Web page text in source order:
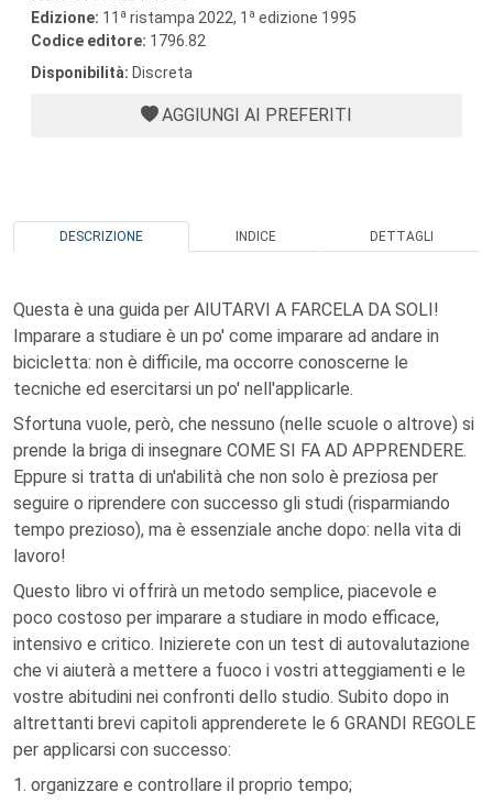
Edizione: 11 a ristampa 2022, 1 a edizione 1995
Codice editore: 1796.82
Disponibilità: Discreta
AGGIUNGI AI PREFERITI
DESCRIZIONE INDICE DETTAGLI
Questa è una guida per AIUTARVI A FARCELA DA SOLI!
Imparare a studiare è un po' come imparare ad andare in
bicicletta: non è difficile, ma occorre conoscerne le
tecniche ed esercitarsi un po' nell'applicarle.
Sfortuna vuole, però, che nessuno (nelle scuole o altrove) si
prende la briga di insegnare COME SI FA AD APPRENDERE.
Eppure si tratta di un'abilità che non solo è preziosa per
seguire o riprendere con successo gli studi (risparmiando
tempo prezioso), ma è essenziale anche dopo: nella vita di
lavoro!
Questo libro vi offrirà un metodo semplice, piacevole e
poco costoso per imparare a studiare in modo efficace,
intensivo e critico. Inizierete con un test di autovalutazione
che vi aiuterà a mettere a fuoco i vostri atteggiamenti e le
vostre abitudini nei confronti dello studio. Subito dopo in
altrettanti brevi capitoli apprenderete le 6 GRANDI REGOLE
per applicarsi con successo:
1. organizzare e controllare il proprio tempo;